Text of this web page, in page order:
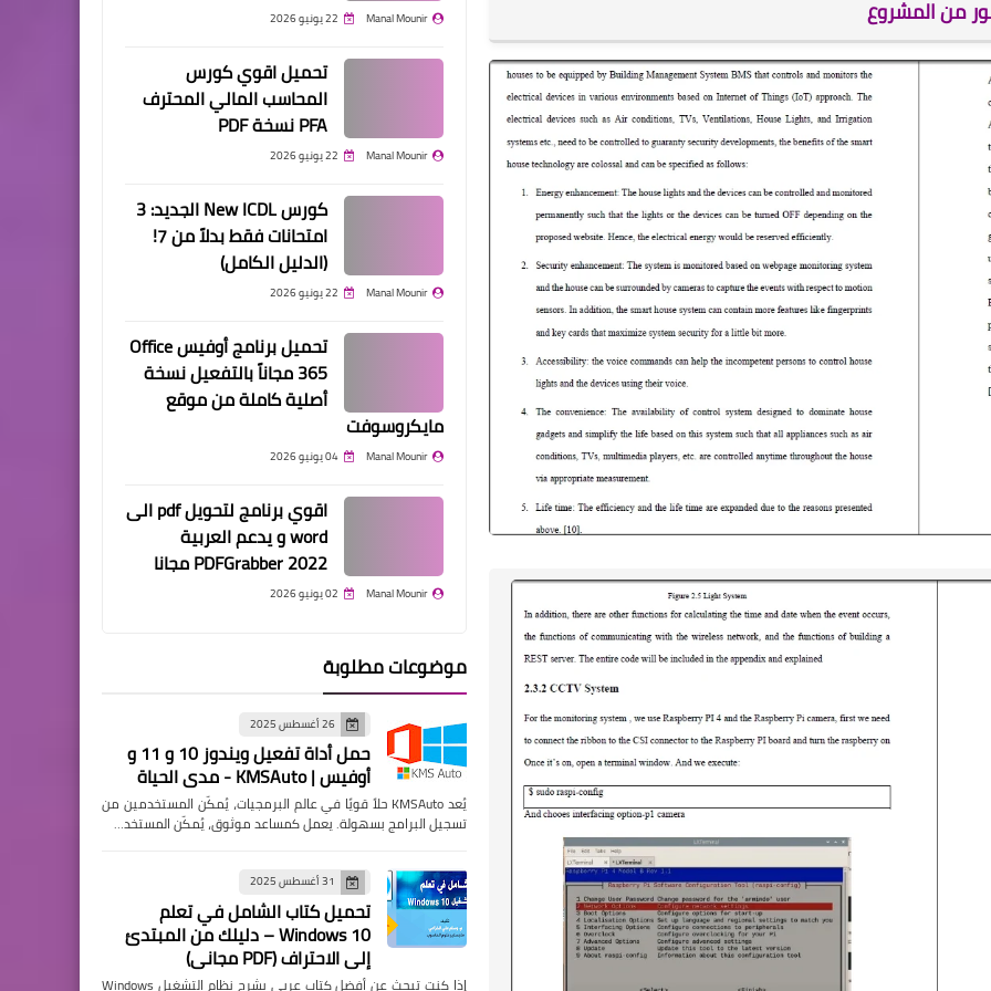
من المشروع Manal Mounir 22 يونيو 2026
تحميل اقوي كورس
المحاسب المالي المحترف
PFA نسخة PDF
Manal Mounir 22 يونيو 2026
كورس New ICDL الجديد: 3
امتحانات فقط بدلاً من 7!
(الدليل الكامل)
Manal Mounir 22 يونيو 2026
تحميل برنامج أوفيس Office
365 مجاناً بالتفعيل نسخة
أصلية كاملة من موقع
مايكروسوفت
Manal Mounir 04 يونيو 2026
اقوي برنامج لتحويل pdf الى
word و يدعم العربية
PDFGrabber 2022 مجانا
Manal Mounir 02 يونيو 2026
موضوعات مطلوبة
26 أغسطس 2025
حمل أداة تفعيل ويندوز 10 و 11 و
أوفيس | KMSAuto - مدي الحياة
يُعد KMSAuto حلاً قويًا في عالم البرمجيات، يُمكّن المستخدمين من
تسجيل البرامج بسهولة. يعمل كمساعد موثوق، يُمكّن المستخد…
31 أغسطس 2025
تحميل كتاب الشامل في تعلم
Windows 10 – دليلك من المبتدئ
إلى الاحتراف (PDF مجاني)
إذا كنت تبحث عن أفضل كتاب عربي يشرح نظام التشغيل Windows